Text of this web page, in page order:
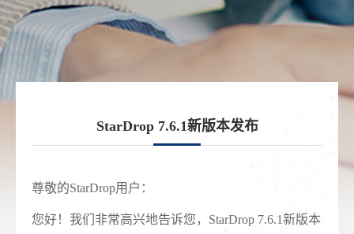
StarDrop 7.6.1新版本发布
尊敬的StarDrop用户：
您好！我们非常高兴地告诉您，StarDrop 7.6.1新版本